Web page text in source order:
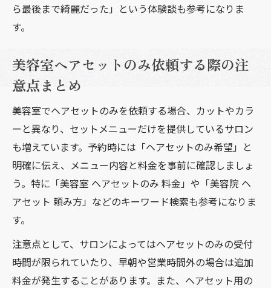
ら最後まで綺麗だった」という体験談も参考になりま
す。
美容室ヘアセットのみ依頼する際の注
意点まとめ
美容室でヘアセットのみを依頼する場合、カットやカラ
ーと異なり、セットメニューだけを提供しているサロン
も増えています。予約時には「ヘアセットのみ希望」と
明確に伝え、メニュー内容と料金を事前に確認しましょ
う。特に「美容室 ヘアセットのみ 料金」や「美容院 ヘ
アセット 頼み方」などのキーワード検索も参考になりま
す。
注意点として、サロンによってはヘアセットのみの受付
時間が限られていたり、早朝や営業時間外の場合は追加
料金が発生することがあります。また、ヘアセット用の